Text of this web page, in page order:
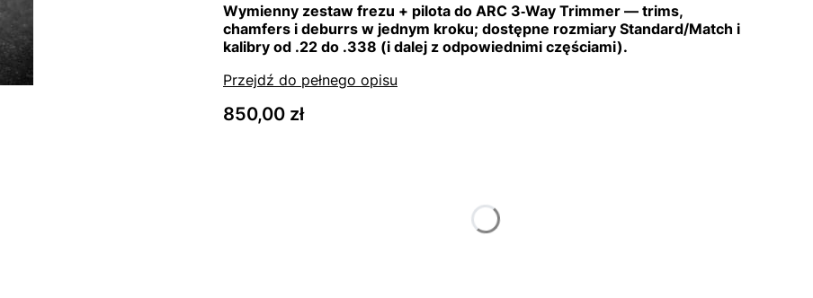
Wymienny zestaw frezu + pilota do ARC 3‑Way Trimmer — trims,
chamfers i deburrs w jednym kroku; dostępne rozmiary Standard/Match i
kalibry od .22 do .338 (i dalej z odpowiednimi częściami).
Przejdź do pełnego opisu
Cena
850,00 zł